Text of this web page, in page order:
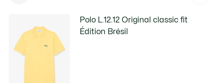
Polo L.12.12 Original classic fit
Édition Brésil